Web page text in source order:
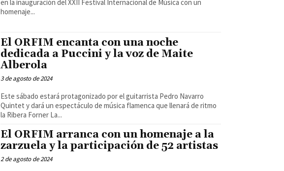
en la inauguración del XXII Festival Internacional de Música con un
homenaje...
El ORFIM encanta con una noche
dedicada a Puccini y la voz de Maite
Alberola
3 de agosto de 2024
Este sábado estará protagonizado por el guitarrista Pedro Navarro
Quintet y dará un espectáculo de música flamenca que llenará de ritmo
la Ribera Forner La...
El ORFIM arranca con un homenaje a la
zarzuela y la participación de 52 artistas
2 de agosto de 2024